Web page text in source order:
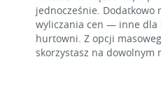
jednocześnie. Dodatkowo
wyliczania cen — inne dla
hurtowni. Z opcji
skorzystasz na dowolnym